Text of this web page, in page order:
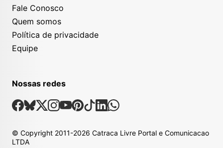
Fale Conosco
Quem somos
Política de privacidade
Equipe
Nossas redes
Nossas Redes Sociais
Facebook
Bsky
X Instagram
Youtube
Pinterest
TiktokLinkedin
Whatsapp
© Copyright 2011-2026 Catraca Livre Portal e Comunicacao
LTDA